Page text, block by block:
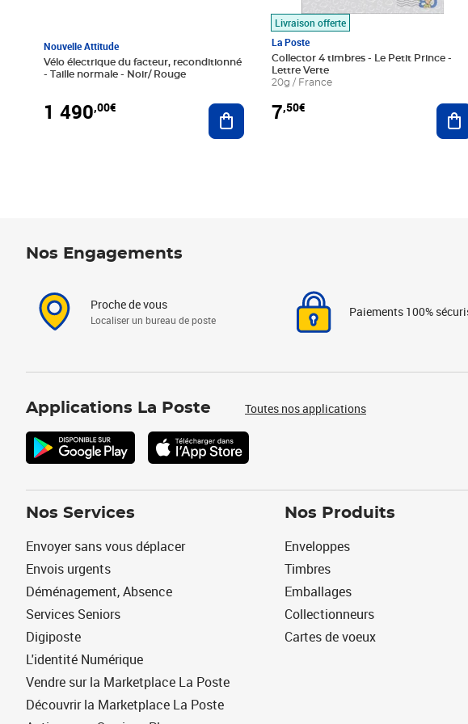
Nouvelle Attitude
Vélo électrique du facteur, reconditionné
- Taille normale - Noir/ Rouge
1 490,00€ Ajouter au panier
Livraison offerte
La Poste
Collector 4 timbres - Le Petit Prince -
Lettre Verte
20g / France
7,50€
Nos Engagements
Proche de vous
Localiser un bureau de poste
Paiements 100%
Applications La Poste Toutes nos applications
Nos Services
Envoyer sans vous déplacer
Envois urgents
Déménagement, Absence
Services Seniors
Digiposte
L'identité Numérique
Vendre sur la Marketplace La Poste
Découvrir la Marketplace La Poste
Nos Produits
Enveloppes
Timbres
Emballages
Collectionneurs
Cartes de voeux